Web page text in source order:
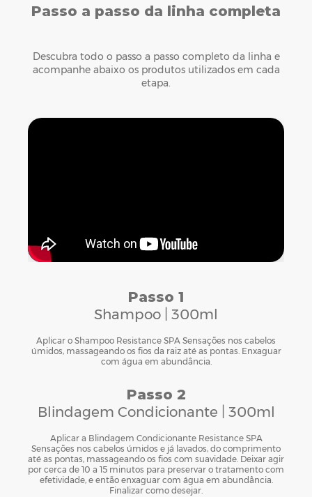
Passo a passo da linha completa
Descubra todo o passo a passo completo da linha e
acompanhe abaixo os produtos utilizados em cada
etapa.
Passo 1
Shampoo | 300ml
Aplicar o Shampoo Resistance SPA Sensações nos cabelos
úmidos, massageando os fios da raiz até as pontas. Enxaguar
com água em abundância.
Passo 2
Blindagem Condicionante | 300ml
Aplicar a Blindagem Condicionante Resistance SPA
Sensações nos cabelos úmidos e já lavados, do comprimento
até as pontas, massageando os fios com suavidade. Deixar agir
por cerca de 10 a 15 minutos para preservar o tratamento com
efetividade, e então enxaguar com água em abundância.
Finalizar como desejar.